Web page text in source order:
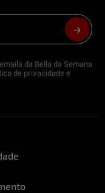
da Bella da Semana
de privacidade e